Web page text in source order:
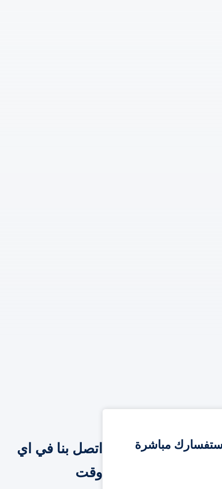
اتصل بنا في اي
وقت
مباشرة